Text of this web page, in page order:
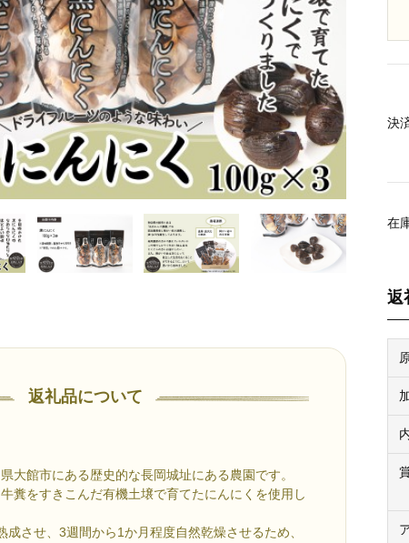
返礼品について
大館市にある歴史的な長岡城址にある農園です。
糞をすきこんだ有機土壌で育てたにんにくを使用し
成させ、3週間から1か月程度自然乾燥させるため、
在
返
決